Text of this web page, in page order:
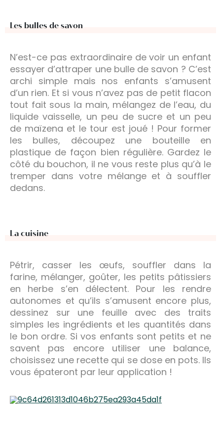
Les bulles de savon
N’est-ce pas extraordinaire de voir un enfant
essayer d’attraper une bulle de savon ? C’est
archi simple mais nos enfants s’amusent
d’un rien. Et si vous n’avez pas de petit flacon
tout fait sous la main, mélangez de l’eau, du
liquide vaisselle, un peu de sucre et un peu
de maïzena et le tour est joué ! Pour former
les bulles, découpez une bouteille en
plastique de façon bien régulière. Gardez le
côté du bouchon, il ne vous reste plus qu’à le
tremper dans votre mélange et à souffler
dedans.
La cuisine
Pétrir, casser les œufs, souffler dans la
farine, mélanger, goûter, les petits pâtissiers
en herbe s’en délectent. Pour les rendre
autonomes et qu’ils s’amusent encore plus,
dessinez sur une feuille avec des traits
simples les ingrédients et les quantités dans
le bon ordre. Si vos enfants sont petits et ne
savent pas encore utiliser une balance,
choisissez une recette qui se dose en pots. Ils
vous épateront par leur application !